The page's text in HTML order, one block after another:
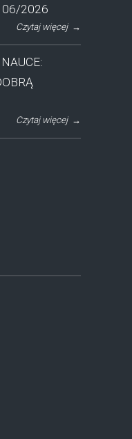
06/2026
Czytaj więcej →
Czytaj więcej →